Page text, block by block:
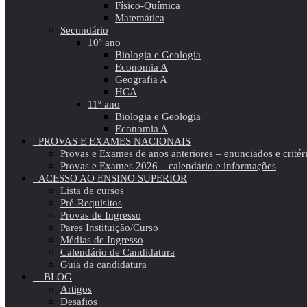
Físico-Química
Matemática
Secundário
10º ano
Biologia e Geologia
Economia A
Geografia A
HCA
11º ano
Biologia e Geologia
Economia A
PROVAS E EXAMES NACIONAIS
Provas e Exames de anos anteriores – enunciados e
Provas e Exames 2026 – calendário e informações
ACESSO AO ENSINO SUPERIOR
Lista de cursos
Pré-Requisitos
Provas de Ingresso
Pares Instituição/Curso
Médias de Ingresso
Calendário de Candidatura
Guia da candidatura
BLOG
Artigos
Desafios